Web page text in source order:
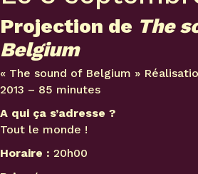
Projection de The
Belgium
« The sound of Belgium »
2013 – 85 minutes
A qui ça s’adresse ?
Tout le monde !
Horaire : 20h00